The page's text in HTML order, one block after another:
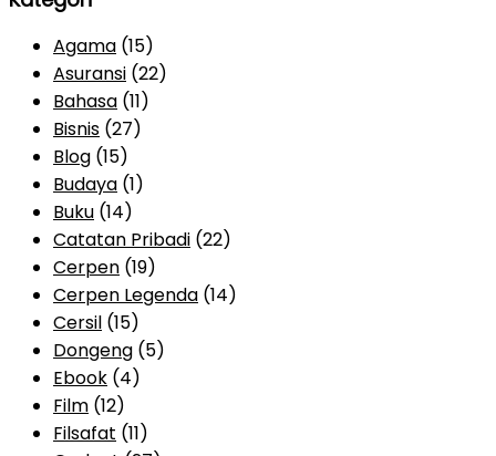
Agama (15)
Asuransi (22)
Bahasa (11)
Bisnis (27)
Blog (15)
Budaya (1)
Buku (14)
Catatan Pribadi (22)
Cerpen (19)
Cerpen Legenda (14)
Cersil (15)
Dongeng (5)
Ebook (4)
Film (12)
Filsafat (11)